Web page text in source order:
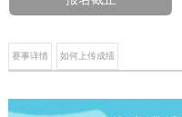
赛事详情 如何上传成绩